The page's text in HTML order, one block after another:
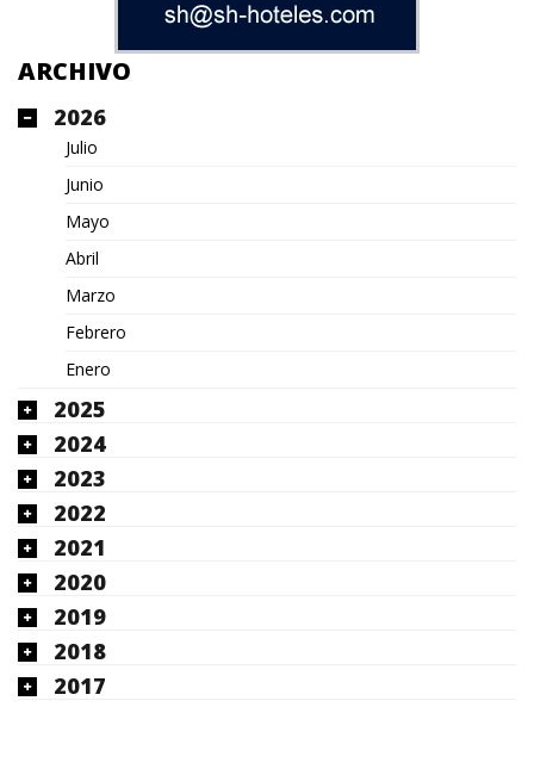
ARCHIVO
2026
Julio
Junio
Mayo
Abril
Marzo
Febrero
Enero
2025
2024
2023
2022
2021
2020
2019
2018
2017